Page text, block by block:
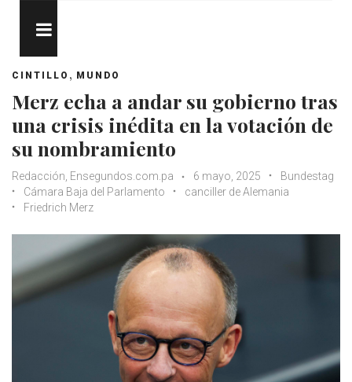
CINTILLO , MUNDO
Merz echa a andar su gobierno tras
una crisis inédita en la votación de
su nombramiento
Redacción, Ensegundos.com.pa 6 mayo, 2025
Bundestag
Cámara Baja del Parlamento
canciller de Alemania
Friedrich Merz